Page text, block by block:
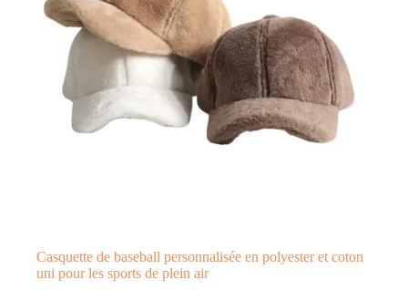
Casquette de baseball personnalisée en polyester et coton
uni pour les sports de plein air